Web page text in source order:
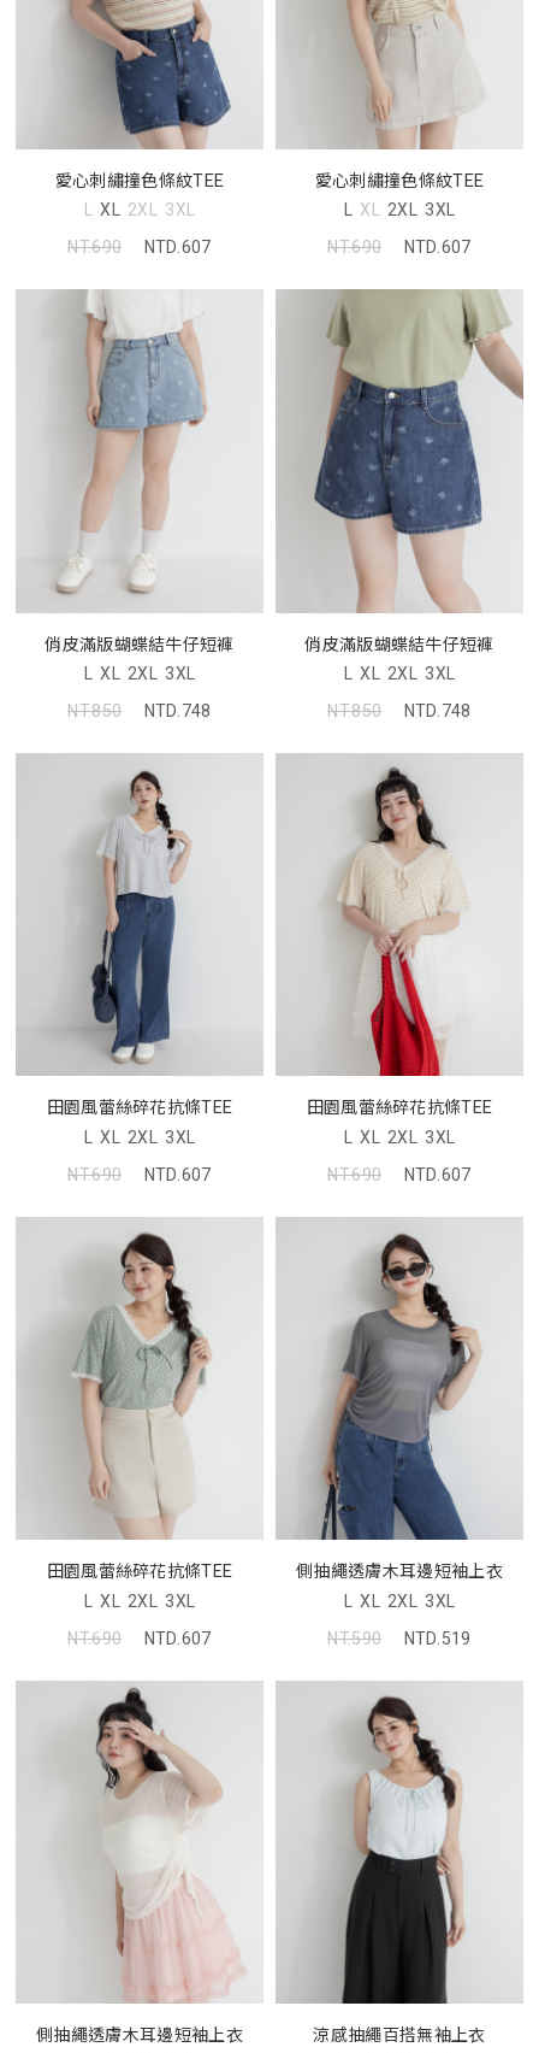
愛心刺繡撞色條紋TEE
L XL 2XL 3XL
NT.690
NTD.607
愛心刺繡撞色條紋TEE
L XL 2XL 3XL
NT.690
NTD.607
俏皮滿版蝴蝶結牛仔短褲
L XL 2XL 3XL
NT.850
NTD.748
俏皮滿版蝴蝶結牛仔短褲
L XL 2XL 3XL
NT.850
NTD.748
田園風蕾絲碎花抗條TEE
L XL 2XL 3XL
NT.690
NTD.607
田園風蕾絲碎花抗條TEE
L XL 2XL 3XL
NT.690
NTD.607
田園風蕾絲碎花抗條TEE
L XL 2XL 3XL
NT.690
NTD.607
側抽繩透膚木耳邊短袖上衣
L XL 2XL 3XL
NT.590
NTD.519
側抽繩透膚木耳邊短袖上衣
涼感抽繩百搭無袖上衣